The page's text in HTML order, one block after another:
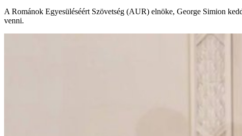
A Románok Egyesüléséért Szövetség (AUR) elnöke, George Simion
venni.